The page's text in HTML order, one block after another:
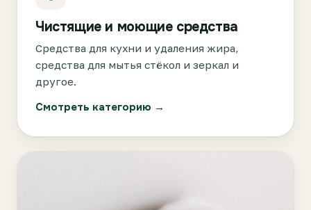
Чистящие и моющие средства
Средства для кухни и удаления жира,
средства для мытья стёкол и зеркал и
другое.
Смотреть категорию →